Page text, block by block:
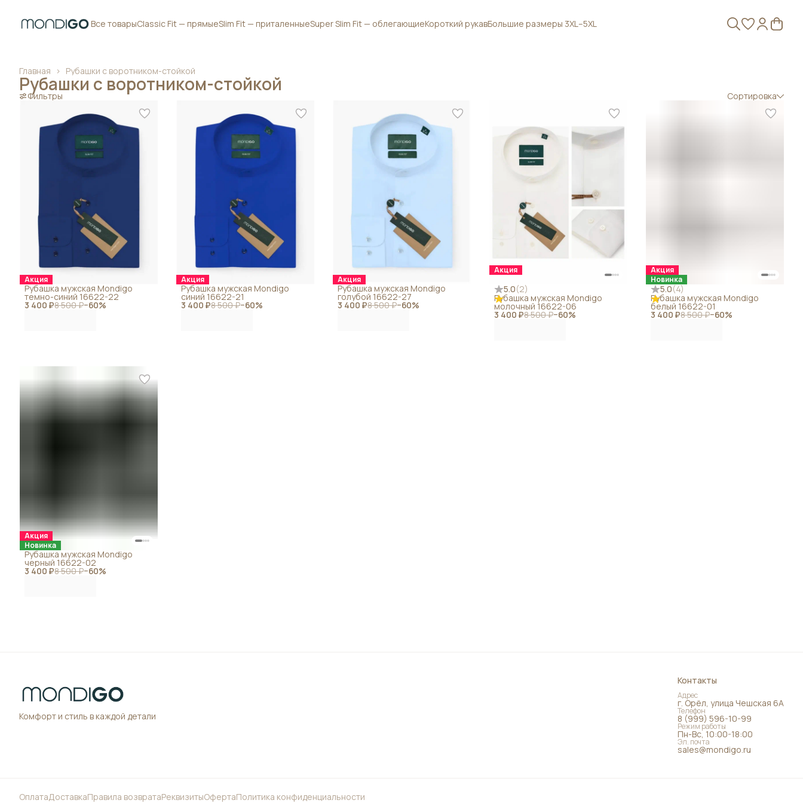
Все товарыClassic Fit — прямыеSlim Fit — приталенныеSuper Slim Fit — облегающиеКороткий рукавБольшие размеры 3XL–5XL
Рубашки с воротником-стойкой
Главная ›
Рубашки с воротником-стойкой
Фильтры Сортировка
Акция
3 400 ₽8 500 ₽−60%
Рубашка мужская Mondigo
темно-синий 16622-22
Акция
3 400 ₽8 500 ₽−60%
Рубашка мужская Mondigo
синий 16622-21
Акция
3 400 ₽8 500 ₽−60%
Рубашка мужская Mondigo
голубой 16622-27
Акция
5.0(2)
3 400 ₽8 500 ₽−60%
Рубашка мужская Mondigo
молочный 16622-06
Акция
Новинка
5.0(4)
3 400 ₽8 500 ₽−60%
Рубашка мужская Mondigo
белый 16622-01
Акция
Новинка
3 400 ₽8 500 ₽−60%
Рубашка мужская Mondigo
черный 16622-02
Комфорт и стиль в каждой детали
Контакты
Адрес
г. Орёл, улица Чешская 6А
Телефон
8 (999) 596-10-99
Режим работы
Пн-Вс, 10:00-18:00
Эл. почта
sales@mondigo.ru
ОплатаДоставкаПравила возвратаРеквизитыОфертаПолитика конфиденциальности